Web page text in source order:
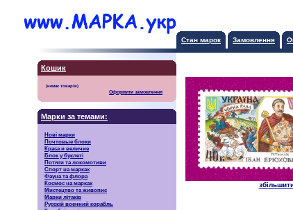
Стан марок Замовлення
Кошик
Оформити замовлення
Марки за темами:
Нові марки
Почтовые блоки
Краса и величие
Блок у буклеті
Потяги та локомотиви
Спорт на марках
Фауна та флора
Космос на марках
Мистецтво та живопис
Марки літаків
Русскiй воєнний корабль